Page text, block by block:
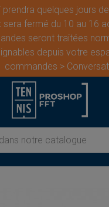
prendra quelques jours
sera fermé du 10 au 16
seront traitées
depuis votre
commandes >